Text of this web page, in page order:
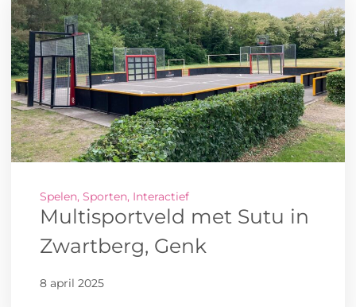
Spelen, Sporten, Interactief
Multisportveld met Sutu in
Zwartberg, Genk
8 april 2025